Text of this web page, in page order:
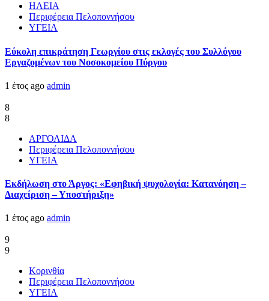
ΗΛΕΙΑ
Περιφέρεια Πελοποννήσου
ΥΓΕΙΑ
Εύκολη επικράτηση Γεωργίου στις εκλογές του Συλλόγου
Εργαζομένων του Νοσοκομείου Πύργου
1 έτος ago admin
8
8
ΑΡΓΟΛΙΔΑ
Περιφέρεια Πελοποννήσου
ΥΓΕΙΑ
Εκδήλωση στο Άργος: «Εφηβική ψυχολογία: Κατανόηση –
Διαχείριση – Υποστήριξη»
1 έτος ago admin
9
9
Κορινθία
Περιφέρεια Πελοποννήσου
ΥΓΕΙΑ